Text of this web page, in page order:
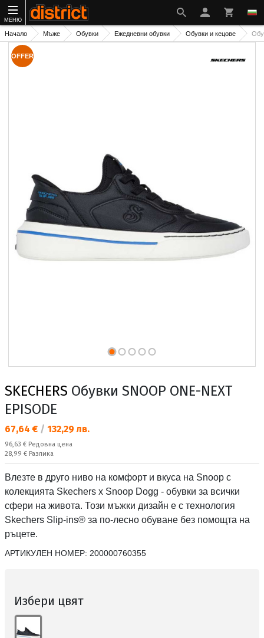
МЕНЮ
Начало Мъже Обувки Ежедневни обувки Обувки и кецове
OFFER
SKECHERS Обувки SNOOP ONE-NEXT
EPISODE
Текуща цена:
67,64 € / 132,29 лв.
Редовна цена:
96,63 € Редовна цена
Спестявате:
28,99 € Разлика
Влезте в друго ниво на комфорт и вкуса на Snoop с
колекцията Skechers x Snoop Dogg - обувки за всички
сфери на живота. Този мъжки дизайн е с технология
Skechers Slip-ins® за по-лесно обуване без помощта на
ръцете.
АРТИКУЛЕН НОМЕР: 200000760355
Избери цвят